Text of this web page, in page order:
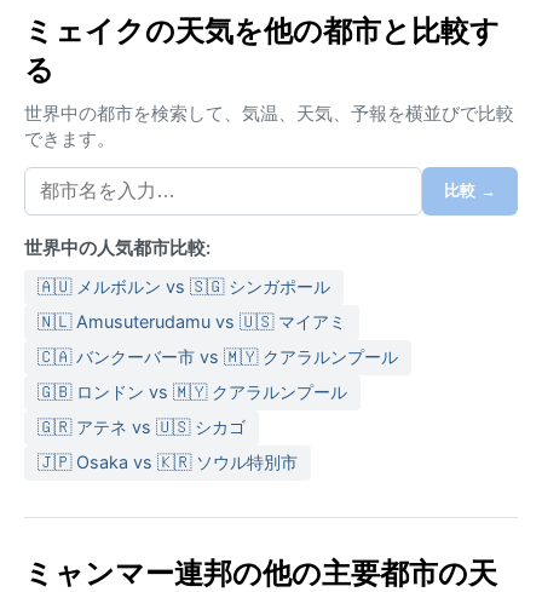
ミェイクの天気を他の都市と比較す
る
世界中の都市を検索して、気温、天気、予報を横並びで比較
できます。
比較 →
世界中の人気都市比較:
🇦🇺 メルボルン vs 🇸🇬 シンガポール
🇳🇱 Amusuterudamu vs 🇺🇸 マイアミ
🇨🇦 バンクーバー市 vs 🇲🇾 クアラルンプール
🇬🇧 ロンドン vs 🇲🇾 クアラルンプール
🇬🇷 アテネ vs 🇺🇸 シカゴ
🇯🇵 Osaka vs 🇰🇷 ソウル特別市
ミャンマー連邦の他の主要都市の天